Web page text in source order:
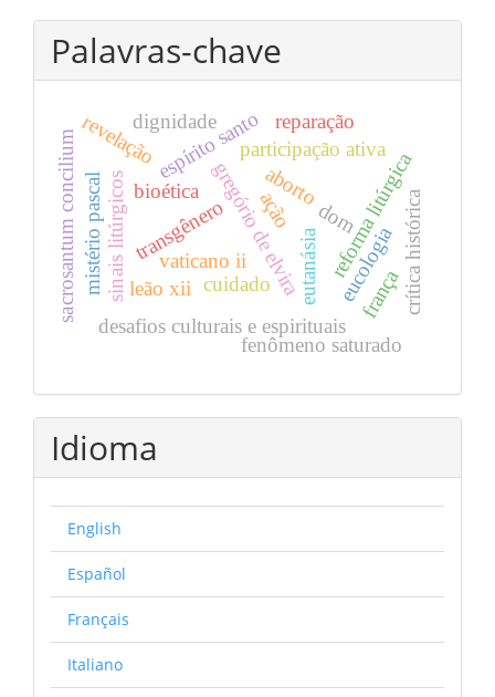
Palavras-chave
gregório de elvira
espírito santo
dom
ação
bioética
eutanásia
transgênero
aborto
cuidado
reforma litúrgica
vaticano ii
participação ativa
sinais litúrgicos
mistério pascal
sacrosantum concilium eucologia
leão xii
desafios culturais e espirituais
fenômeno saturado
revelação
crítica histórica
frança
dignidade reparação
Idioma
English
Español
Français
Italiano